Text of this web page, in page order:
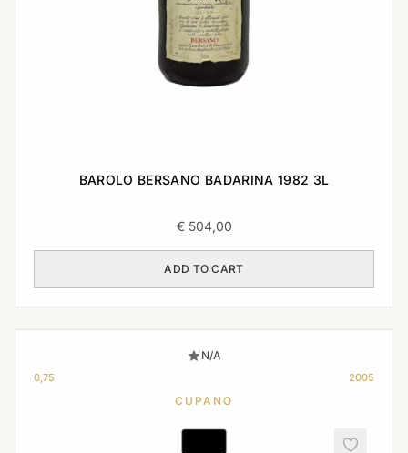
BAROLO BERSANO BADARINA 1982 3L
€504,00
ADD TO CART
N/A
0,75 2005
CUPANO